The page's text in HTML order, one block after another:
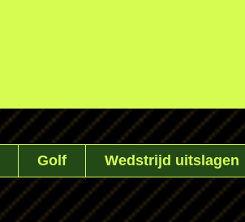
Golf Wedstrijd uitslagen